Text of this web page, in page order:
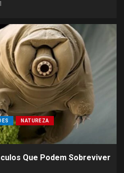
NATUREZA
Que Podem Sobreviver